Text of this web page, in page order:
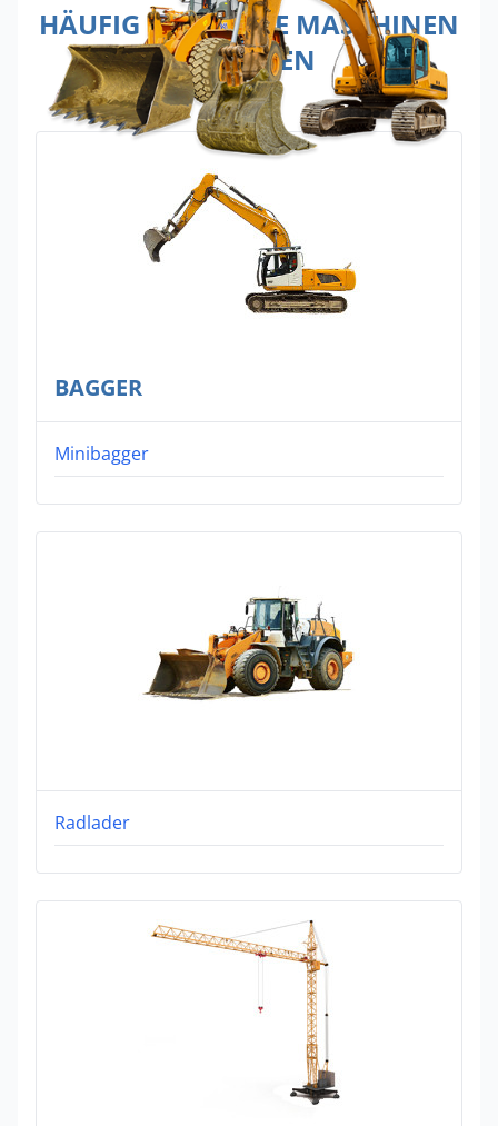
HÄUFIG GEMIETETE MASCHINEN
IN HAGEN
BAGGER
Minibagger
Radlader